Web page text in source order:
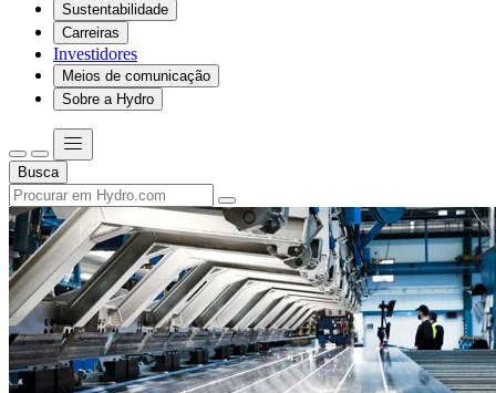
Sustentabilidade
Carreiras
Investidores
Meios de comunicação
Sobre a Hydro
Busca